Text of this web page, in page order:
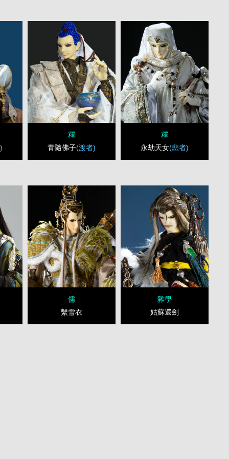
釋
青隨佛子(渡者)
釋
永劫天女(悲者)
儒
繫雪衣
雜學
姑蘇還劍